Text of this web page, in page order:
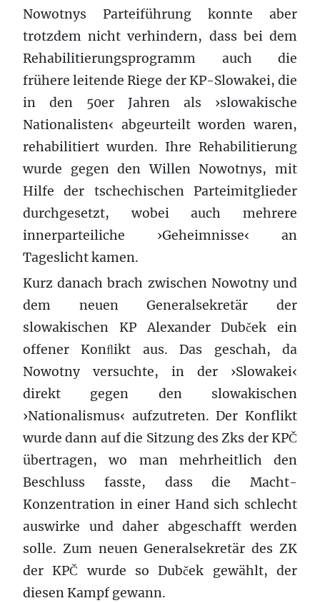
Nowotnys Parteiführung konnte aber
trotzdem nicht verhindern, dass bei dem
Rehabilitierungsprogramm auch die
frühere leitende Riege der KP-Slowakei, die
in den 50er Jahren als ›slowakische
Nationalisten‹ abgeurteilt worden waren,
rehabilitiert wurden. Ihre Rehabilitierung
wurde gegen den Willen Nowotnys, mit
Hilfe der tschechischen Parteimitglieder
durchgesetzt, wobei auch mehrere
innerparteiliche ›Geheimnisse‹ an
Tageslicht kamen.
Kurz danach brach zwischen Nowotny und
dem neuen Generalsekretär der
slowakischen KP Alexander Dubček ein
offener Konﬂikt aus. Das geschah, da
Nowotny versuchte, in der ›Slowakei‹
direkt gegen den slowakischen
›Nationalismus‹ aufzutreten. Der Konflikt
wurde dann auf die Sitzung des Zks der KPČ
übertragen, wo man mehrheitlich den
Beschluss fasste, dass die Macht-
Konzentration in einer Hand sich schlecht
auswirke und daher abgeschafft werden
solle. Zum neuen Generalsekretär des ZK
der KPČ wurde so Dubček gewählt, der
diesen Kampf gewann.